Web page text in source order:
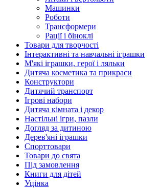
Машинки
Роботи
Трансформери
Рації і біноклі
Товари для творчості
Інтерактивні та навчальні іграшки
М'які іграшки, герої і ляльки
Дитяча косметика та прикраси
Конструктори
Дитячий транспорт
Ігрові набори
Дитяча кімната і декор
Настільні ігри, пазли
Догляд за дитиною
Дерев'яні іграшки
Спорттовари
Товари до свята
Під замовлення
Книги для дітей
Уцінка